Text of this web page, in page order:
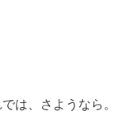
は、さようなら。